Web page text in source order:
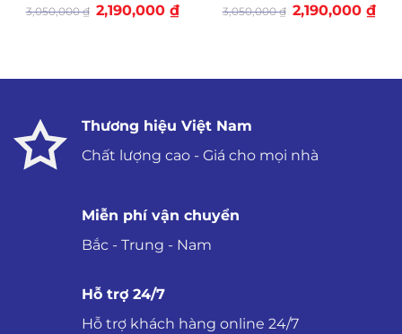
3,050,000₫ Giá
gốc
2,190,000₫Giá
3,050,000₫ Giá
gốc
2,190,000₫Giá
Thương hiệu Việt Nam
Chất lượng cao - Giá cho mọi nhà
Miễn phí vận chuyển
Bắc - Trung - Nam
Hỗ trợ 24/7
Hỗ trợ khách hàng online 24/7